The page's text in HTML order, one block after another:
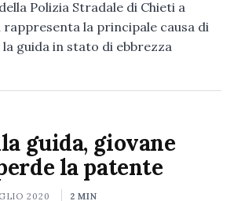
Polizia Stradale di Chieti a
rappresenta la principale causa di
guida in stato di ebbrezza
guida, giovane
la patente
2020 2 MIN